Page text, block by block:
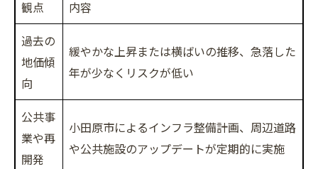
観点
内容
過去の
地価傾
向
緩やかな上昇または横ばいの推移、急落した
年が少なくリスクが低い
公共事
業や再
開発
小田原市によるインフラ整備計画、周辺道路
や公共施設のアップデートが定期的に実施